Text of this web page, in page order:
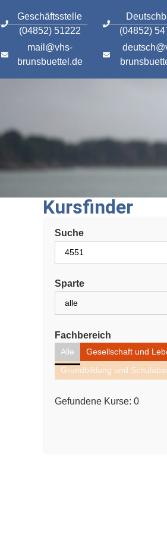
Geschäftsstelle
(04852) 51222
mail@vhs-
brunsbuettel.de
(04852)
Kursfinder
Suche
Sparte
Fachbereich
Alle Gesellschaft und
Grundbildung und
Gefundene Kurse: 0